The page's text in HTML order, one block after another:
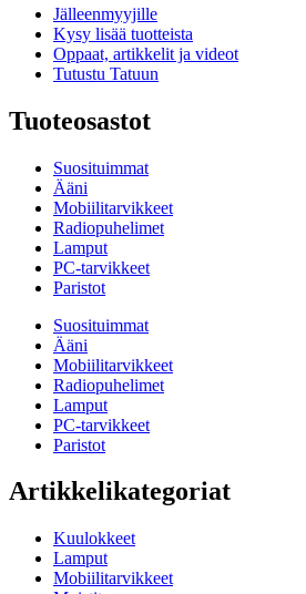
Jälleenmyyjille
Kysy lisää tuotteista
Oppaat, artikkelit ja videot
Tutustu Tatuun
Tuoteosastot
Suosituimmat
Ääni
Mobiilitarvikkeet
Radiopuhelimet
Lamput
PC-tarvikkeet
Paristot
Suosituimmat
Ääni
Mobiilitarvikkeet
Radiopuhelimet
Lamput
PC-tarvikkeet
Paristot
Artikkelikategoriat
Kuulokkeet
Lamput
Mobiilitarvikkeet